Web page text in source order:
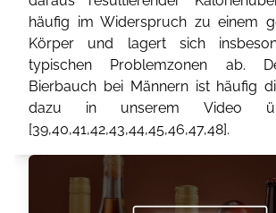
häufig im Widerspruch zu einem
Körper und lagert sich
typischen Problemzonen ab.
Bierbauch bei Männern ist häufig
dazu in unserem Video
[39,40,41,42,43,44,45,46,47,48].